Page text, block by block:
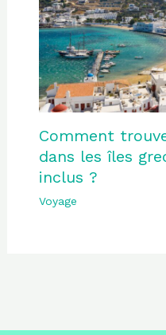
Comment
dans les îles
inclus ?
Voyage